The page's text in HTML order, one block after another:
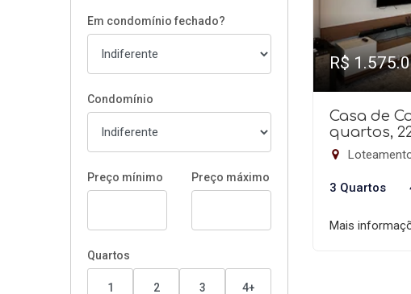
Em condomínio fechado?
Condomínio
Preço mínimo Preço máximo
Quartos
1 2 3 4+
R$
Casa de
quartos,
3 Quartos
Mais